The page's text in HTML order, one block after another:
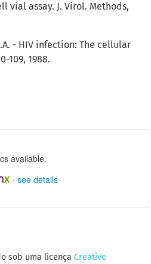
available.
- see details
vial assay. J. Virol. Methods,
- HIV infection: The cellular
109, 1988.
sob uma licença Creative